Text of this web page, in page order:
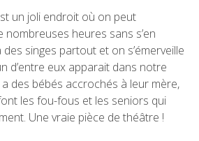
un joli endroit où on peut
heures sans s’en
singes partout et on s’émerveille
d’entre eux apparait dans notre
a des bébés accrochés à leur mère,
les fou-fous et les seniors qui
Une vraie pièce de théâtre !